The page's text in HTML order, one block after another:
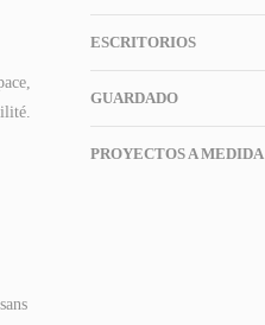
ESCRITORIOS
GUARDADO
PROYECTOS A MEDIDA